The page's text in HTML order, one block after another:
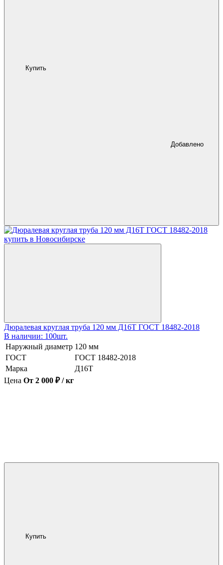
Купить
Добавлено
Дюралевая круглая труба 120 мм Д16Т ГОСТ 18482-2018
В наличии: 100шт.
Наружный диаметр 120 мм
ГОСТ
ГОСТ 18482-2018
Марка
Д16Т
Цена От 2 000 ₽ / кг
Купить